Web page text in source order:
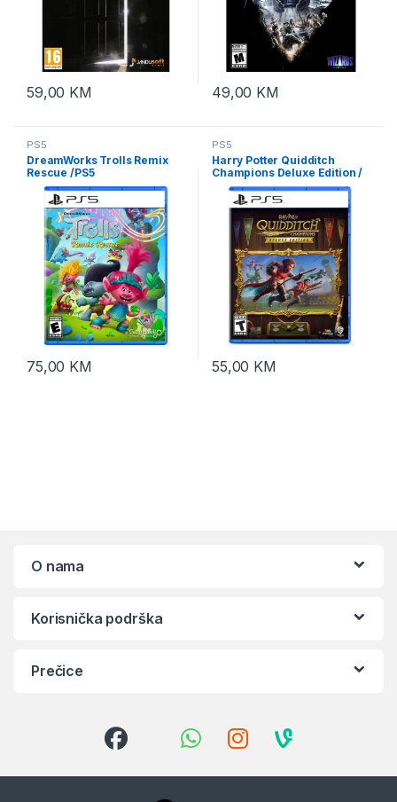
59,00 KM 49,00 KM
PS5
DreamWorks Trolls Remix
Rescue /PS5
75,00 KM
PS5
Harry Potter Quidditch
Champions Deluxe Edition /
PS5
55,00 KM
O nama
Korisnička podrška
Prečice